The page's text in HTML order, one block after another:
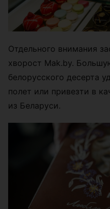
Отдельного внимания
хворост Mak.by.
белорусского десерта
полет или привезти в
из Беларуси.